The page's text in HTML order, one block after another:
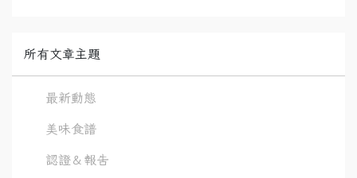
所有文章主題
最新動態
美味食譜
認證＆報告